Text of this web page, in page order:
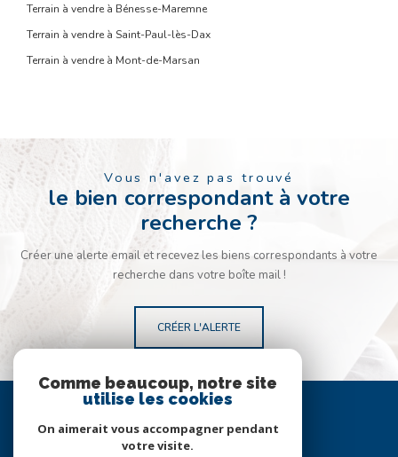
Terrain à vendre à Bénesse-Maremne
Terrain à vendre à Saint-Paul-lès-Dax
Terrain à vendre à Mont-de-Marsan
Vous n'avez pas trouvé
le bien correspondant à votre
recherche ?
Créer une alerte email et recevez les biens correspondants à votre
recherche dans votre boîte mail !
CRÉER L'ALERTE
Se
Comme beaucoup, notre site
utilise les cookies
On aimerait vous accompagner pendant
votre visite.